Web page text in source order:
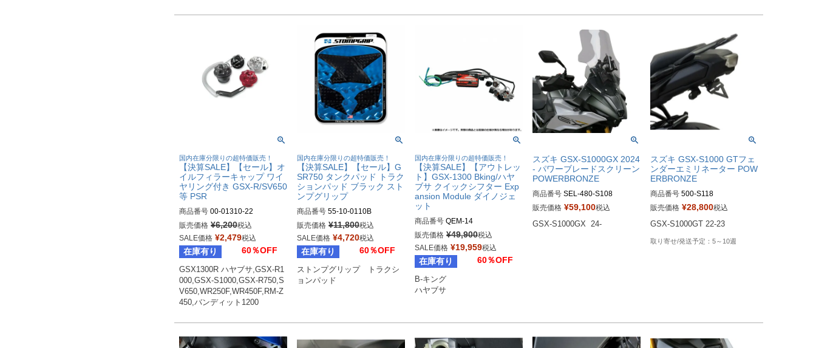
国内在庫分限りの超特価販売！
【決算SALE】【セール】オ
イルフィラーキャップ ワイ
ヤリング付き GSX-R/SV650
等 PSR
商品番号 00-01310-22
販売価格 ¥6,200税込
SALE価格 ¥2,479税込
在庫有り 60％OFF
GSX1300R ハヤブサ,GSX-R1
000,GSX-S1000,GSX-R750,S
V650,WR250F,WR450F,RM-Z
450,バンディット1200
国内在庫分限りの超特価販売！
【決算SALE】【セール】G
SR750 タンクパッド トラク
ションパッド ブラック スト
ンプグリップ
商品番号 55-10-0110B
Biker's型番：674227
Drag型番：4320-1808
販売価格 ¥11,800税込
SALE価格 ¥4,720税込
在庫有り 60％OFF
ストンプグリップ　トラクシ
ョンパッド
国内在庫分限りの超特価販売！
【決算SALE】【アウトレッ
ト】GSX-1300 Bking/ハヤ
ブサ クイックシフター Exp
ansion Module ダイノジェ
ット
商品番号 QEM-14
DragSpecialities型番：1601-03
36
販売価格 ¥49,900税込
SALE価格 ¥19,959税込
在庫有り 60％OFF
B-キング
ハヤブサ
スズキ GSX-S1000GX 2024
- パワーブレードスクリーン
POWERBRONZE
商品番号 SEL-480-S108
480-S108
販売価格 ¥59,100税込
GSX-S1000GX  24-
スズキ GSX-S1000 GTフェ
ンダーエミリネーター POW
ERBRONZE
商品番号 500-S118
販売価格 ¥28,800税込
GSX-S1000GT 22-23
5～10週